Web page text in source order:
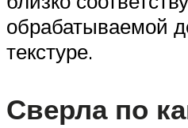
обрабатываемой
текстуре.
Сверла по